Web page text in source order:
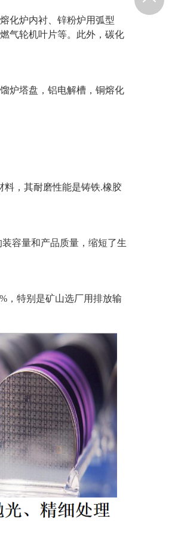
化炉内衬、锌粉炉用弧型
气轮机叶片等。此外，碳化
炉塔盘，铝电解槽，铜熔化
料，其耐磨性能是铸铁.橡胶
容量和产品质量，缩短了生
，特别是矿山选厂用排放输